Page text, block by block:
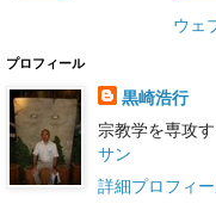
ウェ
プロフィール
黒崎浩行
宗教学を専攻
サン
詳細プロフィ